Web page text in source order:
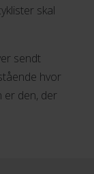
skal
sendt
hvor
er den, der